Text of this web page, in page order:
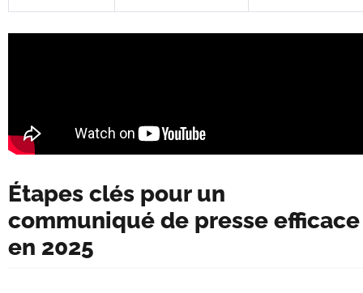
Étapes clés pour un
communiqué de presse efficace
en 2025